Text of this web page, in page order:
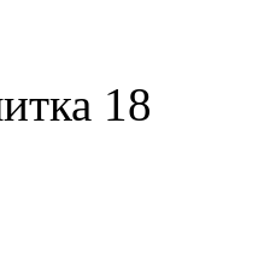
18